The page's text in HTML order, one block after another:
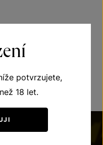
potvrzujete,
18 let.